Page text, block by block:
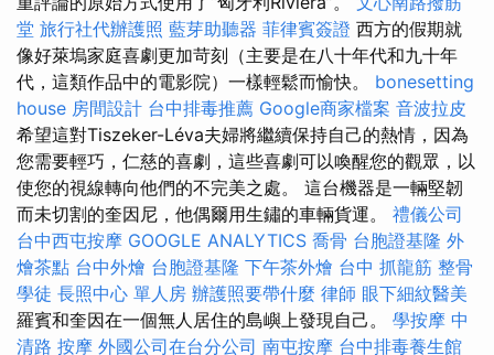
堂 旅行社代辦護照 藍芽助聽器 菲律賓簽證 西方的假期就
像好萊塢家庭喜劇更加苛刻（主要是在八十年代和九十年
代，這類作品中的電影院）一樣輕鬆而愉快。 bonesetting
house 房間設計 台中排毒推薦 Google商家檔案 音波拉皮
希望這對Tiszeker-Léva夫婦將繼續保持自己的熱情，因為
您需要輕巧，仁慈的喜劇，這些喜劇可以喚醒您的觀眾，以
使您的視線轉向他們的不完美之處。 這台機器是一輛堅韌
而未切割的奎因尼，他偶爾用生鏽的車輛貨運。 禮儀公司
台中西屯按摩 GOOGLE ANALYTICS 喬骨 台胞證基隆 外
燴茶點 台中外燴 台胞證基隆 下午茶外燴 台中 抓龍筋 整骨
學徒 長照中心 單人房 辦護照要帶什麼 律師 眼下細紋醫美
羅賓和奎因在一個無人居住的島嶼上發現自己。 學按摩 中
清路 按摩 外國公司在台分公司 南屯按摩 台中排毒養生館